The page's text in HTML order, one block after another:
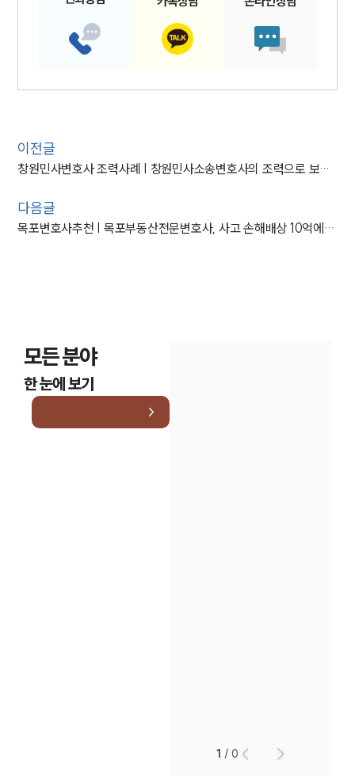
이전글
창원민사변호사 조력사례 | 창원민사소송변호사의 조력으로 보증금 전액 반환 성공
다음글
목포변호사추천 | 목포부동산전문변호사, 사고 손해배상 10억에 대한 부동산가압류 성공
모든 분야
한 눈에 보기
1 /0